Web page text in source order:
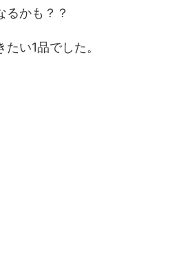
るかも？？
い1品でした。